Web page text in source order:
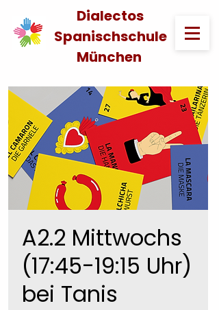
Dialectos
Spanischschule
München
A2.2 Mittwochs
(17:45-19:15 Uhr)
bei Tanis